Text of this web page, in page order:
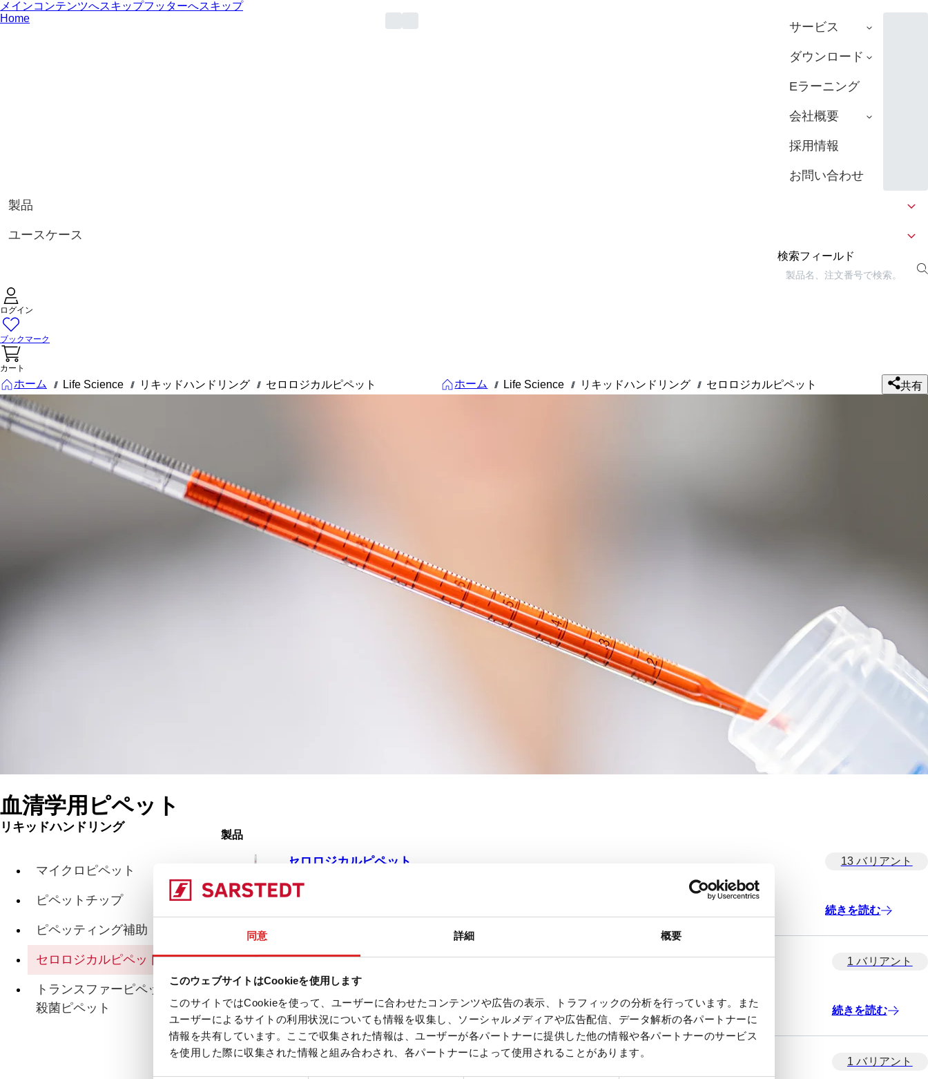
同意 詳細 概要
このウェブサイトはCookieを使用します
このサイトではCookieを使って、ユーザーに合わせたコンテンツや広告の表示、トラフィックの分析を行っています。また
ユーザーによるサイトの利用状況についても情報を収集し、ソーシャルメディアや広告配信、データ解析の各パートナーに
情報を共有しています。ここで収集された情報は、ユーザーが各パートナーに提供した他の情報や各パートナーのサービス
を使用した際に収集された情報と組み合わされ、各パートナーによって使用されることがあります。
メインコンテンツへスキップフッターへスキップ
Home
サービス
ダウンロード
Eラーニング
会社概要
採用情報
お問い合わせ
製品
ユースケース
検索フィールド
ログイン
ブックマーク
カート
ホーム /// Life Science /// リキッドハンドリング /// セロロジカルピペット ホーム /// Life Science /// リキッドハンドリング /// セロロジカルピペット 共有
血清学用ピペット
リキッドハンドリング
マイクロピペット
ピペットチップ
ピペッティング補助
セロロジカルピペット
トランスファーピペット / 低温
殺菌ピペット
製品
セロロジカルピペット 13 バリアント
続きを読む
デメテルピペット 1 バリアント
続きを読む
アスピレーションピペット 1 バリアント